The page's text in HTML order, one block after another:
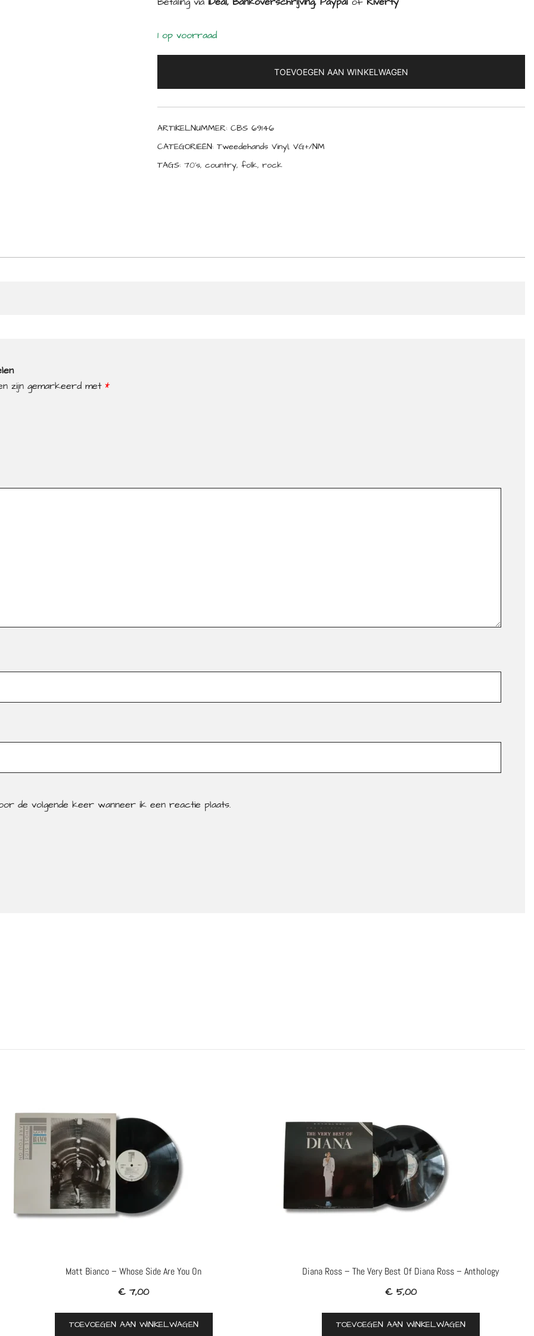
1 op voorraad
TOEVOEGEN AAN WINKELWAGEN
ARTIKELNUMMER: CBS 69146
CATEGORIEËN: Tweedehands Vinyl, VG+/NM
TAGS: 70's, country, folk, rock
zijn gemarkeerd met *
de volgende keer wanneer ik een reactie plaats.
Matt Bianco – Whose Side Are You On
€ 7,00
TOEVOEGEN AAN WINKELWAGEN
Diana Ross – The Very Best Of Diana Ross – Anthology
€5,00
TOEVOEGEN AAN WINKELWAGEN